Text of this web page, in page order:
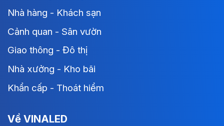
Nhà hàng - Khách sạn
Cảnh quan - Sân vườn
Giao thông - Đô thị
Nhà xưởng - Kho bãi
Khẩn cấp - Thoát hiểm
Về VINALED